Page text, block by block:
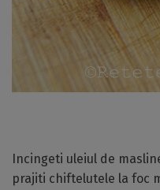
Incingeti uleiul de
prajiti chiftelutele la foc